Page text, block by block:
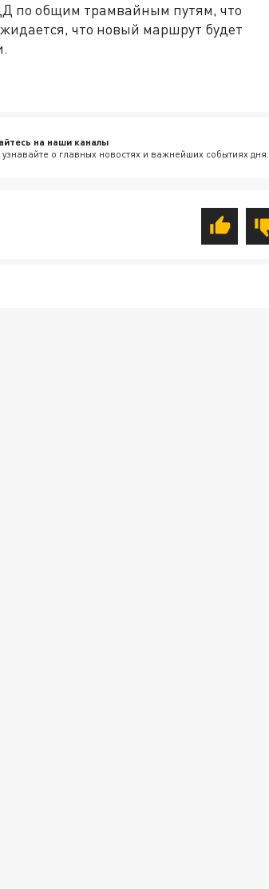
по общим трамвайным путям, что
что новый маршрут будет
на наши каналы
о главных новостях и важнейших событиях дня.